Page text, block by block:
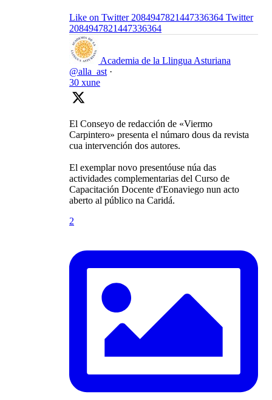
Like on Twitter 2084947821447336364 Twitter
2084947821447336364
Academia de la Llingua Asturiana
@alla_ast ·
30 xune
El Conseyo de redacción de «Viermo
Carpintero» presenta el númaro dous da revista
cua intervención dos autores.
El exemplar novo presentóuse núa das
actividades complementarias del Curso de
Capacitación Docente d'Eonaviego nun acto
aberto al público na Caridá.
2